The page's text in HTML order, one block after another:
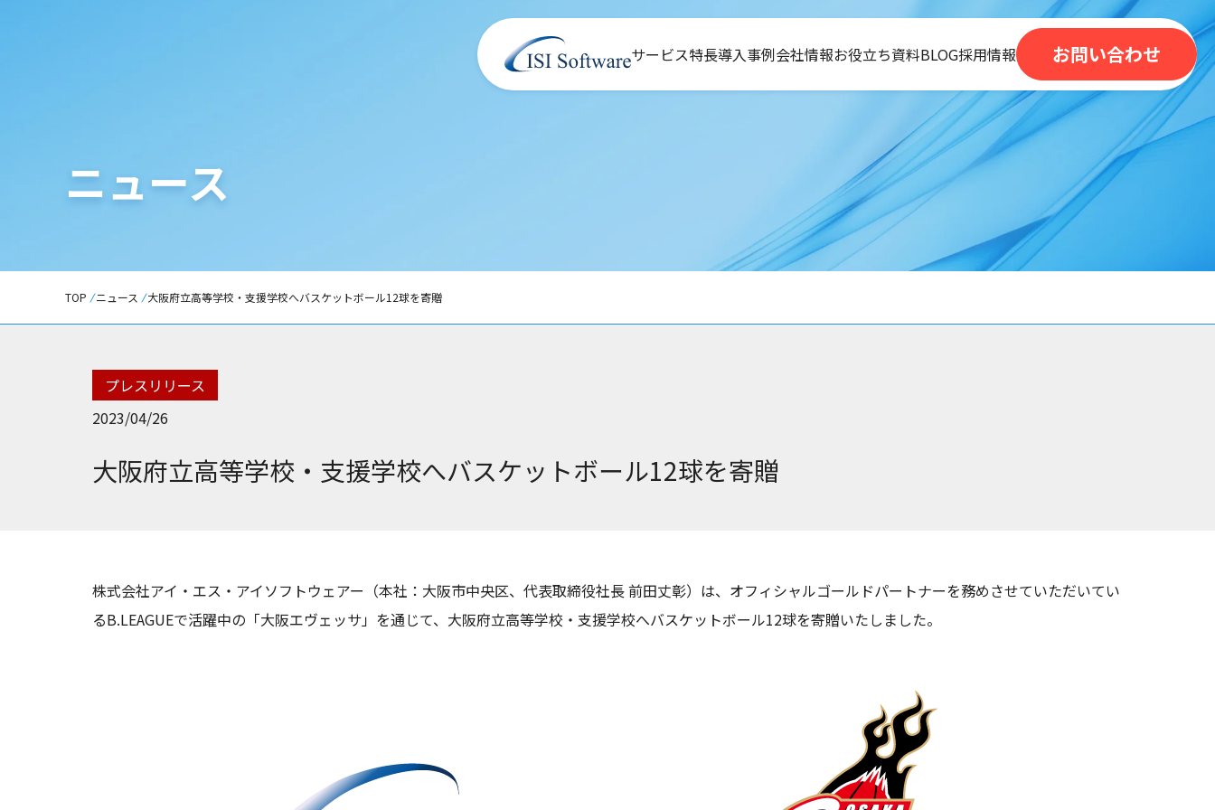
サービス特長導入事例会社情報お役立ち資料BLOG採用情報 お問い合わせ
ニュース
TOP ニュース 大阪府立高等学校・支援学校へバスケットボール12球を寄贈
プレスリリース
2023/04/26
大阪府立高等学校・支援学校へバスケットボール12球を寄贈
株式会社アイ・エス・アイソフトウェアー（本社：大阪市中央区、代表取締役社長 前田丈彰）は、オフィシャルゴールドパートナーを務めさせていただいてい
るB.LEAGUEで活躍中の「大阪エヴェッサ」を通じて、大阪府立高等学校・支援学校へバスケットボール12球を寄贈いたしました。